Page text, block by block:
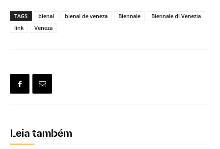
TAGS bienal bienal de veneza Biennale
Biennale di Venezia
link
Veneza
Leia também